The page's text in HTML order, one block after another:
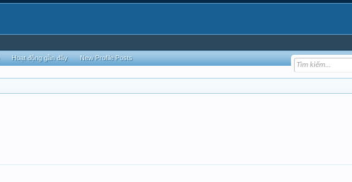
Hoạt động gần đây New Profile Posts